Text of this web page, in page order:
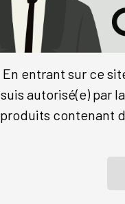
Commander
En entrant sur ce
suis autorisé(e) par
produits contenant